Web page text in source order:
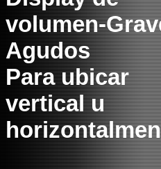
volumen-
Agudos
Para ubicar
vertical u